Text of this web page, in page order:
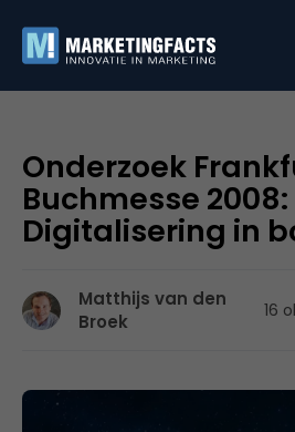
Onderzoek
Buchmesse 2008:
Digitalisering in
Matthijs van den
Broek
16